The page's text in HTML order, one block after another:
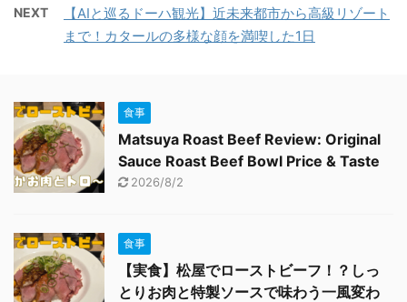
NEXT
【AIと巡るドーハ観光】近未来都市から高級リゾート
まで！カタールの多様な顔を満喫した1日
食事
Matsuya Roast Beef Review: Original
Sauce Roast Beef Bowl Price & Taste
2026/8/2
食事
【実食】松屋でローストビーフ！？しっ
とりお肉と特製ソースで味わう一風変わ